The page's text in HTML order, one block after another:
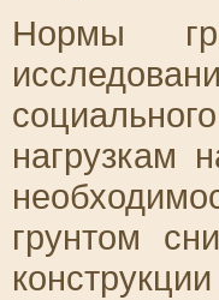
Нормы
нагрузкам
грунтом